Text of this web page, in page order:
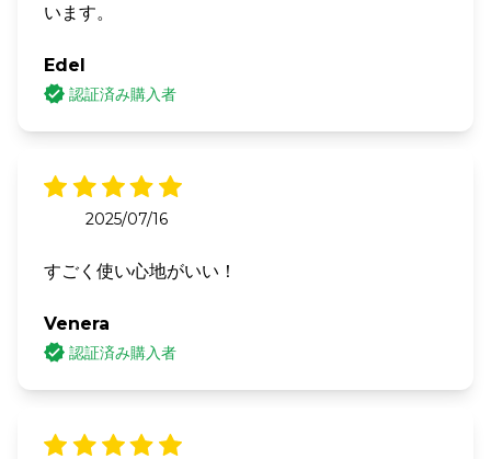
います。
Edel
認証済み購入者
2025/07/16
すごく使い心地がいい！
Venera
認証済み購入者